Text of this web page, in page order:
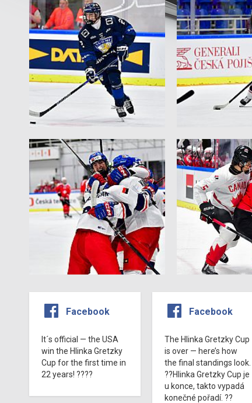
Facebook
It´s official — the USA
win the Hlinka Gretzky
Cup for the first time in
22 years! ????
Facebook
The Hlinka Gretzky Cup
is over — here’s how
the final standings look.
??Hlinka Gretzky Cup je
u konce, takto vypadá
konečné pořadí. ??